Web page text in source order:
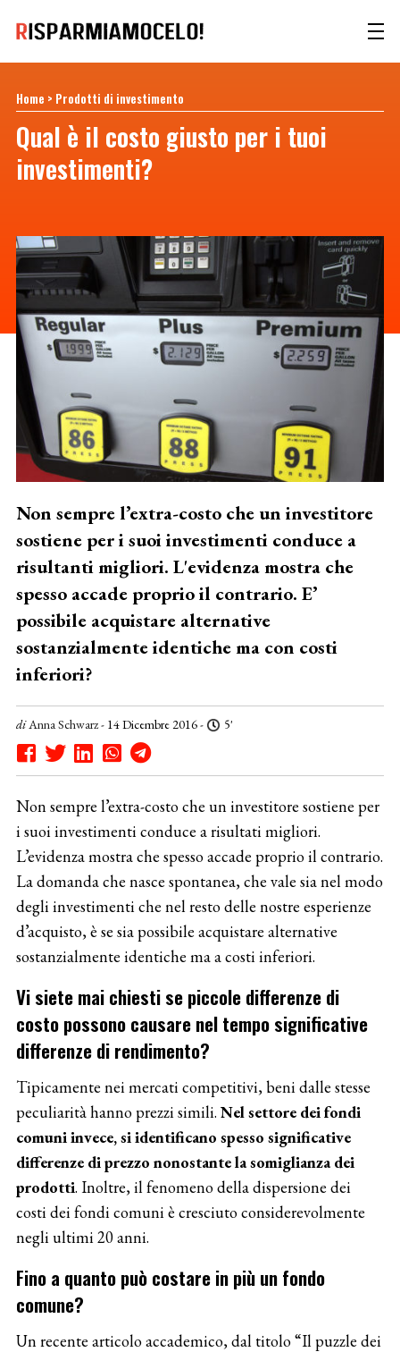
Home > Prodotti di investimento
Qual è il costo giusto per i tuoi
investimenti?
Non sempre l’extra-costo che un investitore
sostiene per i suoi investimenti conduce a
risultanti migliori. L'evidenza mostra che
spesso accade proprio il contrario. E’
possibile acquistare alternative
sostanzialmente identiche ma con costi
inferiori?
diAnna Schwarz- 14 Dicembre 2016 - 5'
Non sempre l’extra-costo che un investitore sostiene per
i suoi investimenti conduce a risultati migliori.
L’evidenza mostra che spesso accade proprio il contrario.
La domanda che nasce spontanea, che vale sia nel modo
degli investimenti che nel resto delle nostre esperienze
d’acquisto, è se sia possibile acquistare alternative
sostanzialmente identiche ma a costi inferiori.
Vi siete mai chiesti se piccole differenze di
costo possono causare nel tempo significative
differenze di rendimento?
Tipicamente nei mercati competitivi, beni dalle stesse
peculiarità hanno prezzi simili. Nel settore dei fondi
comuni invece, si identificano spesso significative
differenze di prezzo nonostante la somiglianza dei
prodotti. Inoltre, il fenomeno della dispersione dei
costi dei fondi comuni è cresciuto considerevolmente
negli ultimi 20 anni.
Fino a quanto può costare in più un fondo
comune?
Un recente articolo accademico, dal titolo “Il puzzle dei